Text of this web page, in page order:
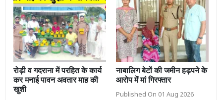
रोड़ी व गदराना में परहित के कार्य
कर मनाई पावन अवतार माह की
खुशी
नाबालिग बेटों की जमीन हड़पने के
आरोप में मां गिरफ्तार
Published On 01 Aug 2026